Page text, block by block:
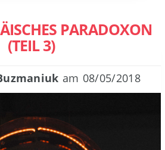
PARADOXON
(TEIL 3)
am 08/05/2018